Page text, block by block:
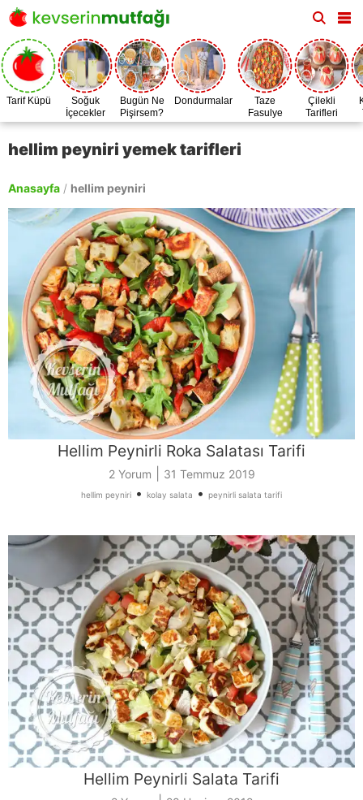
Tarif Küpü
Soğuk
İçecekler
Bugün Ne
Pişirsem?
Dondurmalar
Taze
Fasulye
Zamanı
Çilekli
Tarifleri
hellim peyniri yemek tarifleri
Anasayfa / hellim peyniri
Hellim Peynirli Roka Salatası Tarifi
2 Yorum 31 Temmuz 2019
hellim peyniri • kolay salata • peynirli salata tarifi
Hellim Peynirli Salata Tarifi